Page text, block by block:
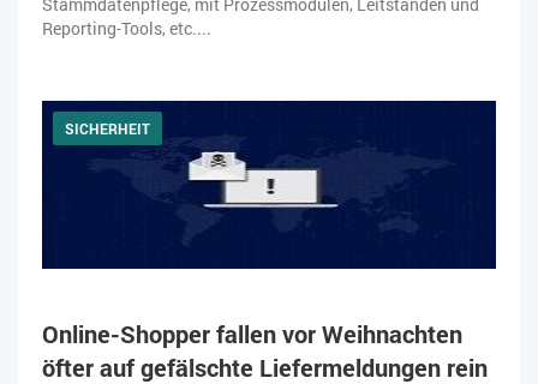
Reporting-Tools, etc....
SICHERHEIT
Online-Shopper fallen vor Weihnachten
öfter auf gefälschte Liefermeldungen rein